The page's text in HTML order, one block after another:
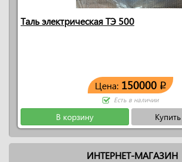
Таль электрическая ТЭ 500
Цена: 150000 q
Есть в наличии
В корзину
ИНТЕРНЕТ-МАГАЗИН